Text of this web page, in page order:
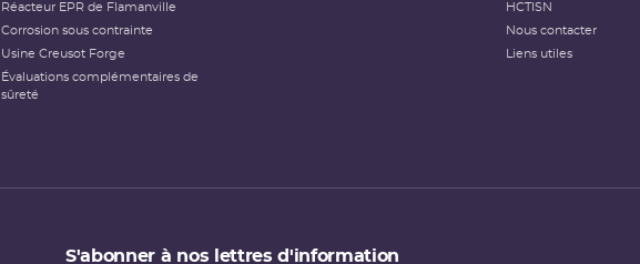
Réacteur EPR de Flamanville
Corrosion sous contrainte
Usine Creusot Forge
Évaluations complémentaires de
sûreté
HCTISN
Nous contacter
Liens utiles
S'abonner à nos lettres d'information